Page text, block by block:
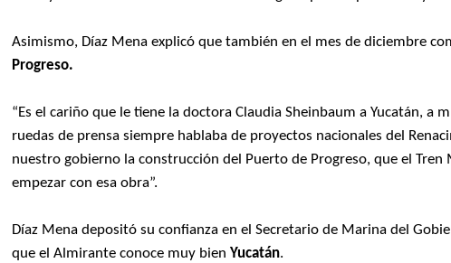
Asimismo, Díaz Mena explicó que también en el mes de diciembre
Progreso.
“Es el cariño que le tiene la doctora Claudia Sheinbaum a Yucatán, a
ruedas de prensa siempre hablaba de proyectos nacionales del
nuestro gobierno la construcción del Puerto de Progreso, que el Tren
empezar con esa obra”.
Díaz Mena depositó su confianza en el Secretario de Marina del
que el Almirante conoce muy bienYucatán.